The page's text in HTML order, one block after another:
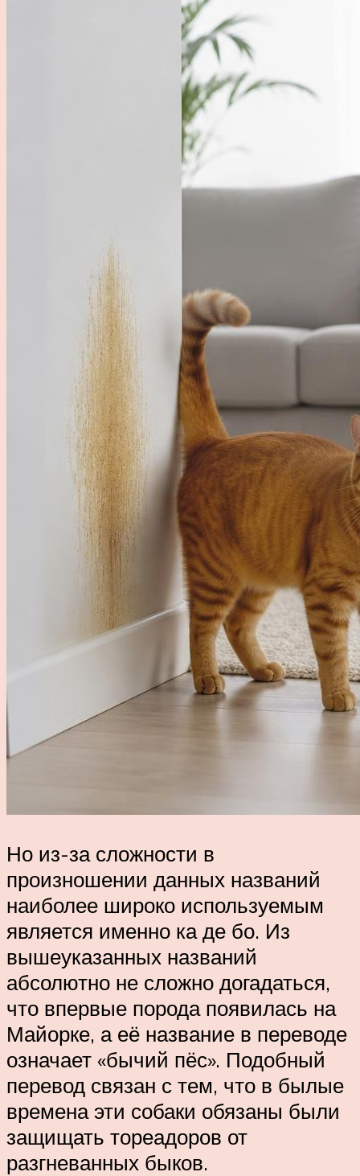
Но из-за сложности в
произношении данных названий
наиболее широко используемым
является именно ка де бо. Из
вышеуказанных названий
абсолютно не сложно догадаться,
что впервые порода появилась на
Майорке, а её название в переводе
означает «бычий пёс». Подобный
перевод связан с тем, что в былые
времена эти собаки обязаны были
защищать тореадоров от
разгневанных быков.